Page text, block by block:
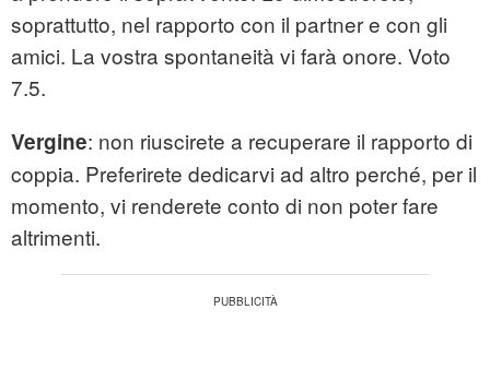
soprattutto, nel rapporto con il partner e con gli
amici. La vostra spontaneità vi farà onore. Voto
7.5.
Vergine: non riuscirete a recuperare il rapporto di
coppia. Preferirete dedicarvi ad altro perché, per il
momento, vi renderete conto di non poter fare
altrimenti.